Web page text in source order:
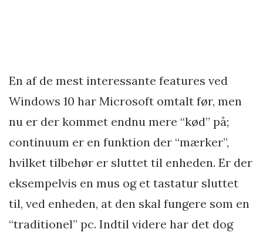
En af de mest interessante features ved
Windows 10 har Microsoft omtalt før, men
nu er der kommet endnu mere “kød” på;
continuum er en funktion der “mærker”,
hvilket tilbehør er sluttet til enheden. Er der
eksempelvis en mus og et tastatur sluttet
til, ved enheden, at den skal fungere som en
“traditionel” pc. Indtil videre har det dog